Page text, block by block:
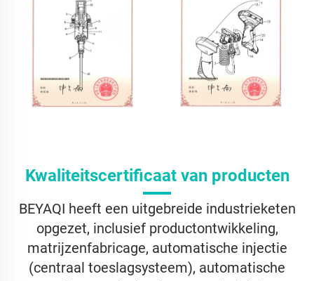
Kwaliteitscertificaat van producten
BEYAQI heeft een uitgebreide industrieketen
opgezet, inclusief productontwikkeling,
matrijzenfabricage, automatische injectie
(centraal toeslagsysteem), automatische